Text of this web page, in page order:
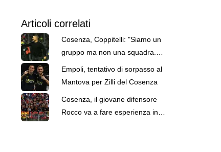
Articoli correlati
Cosenza, Coppitelli: "Siamo un
gruppo ma non una squadra.
Serve chiarezza"
Empoli, tentativo di sorpasso al
Mantova per Zilli del Cosenza
Cosenza, il giovane difensore
Rocco va a fare esperienza in